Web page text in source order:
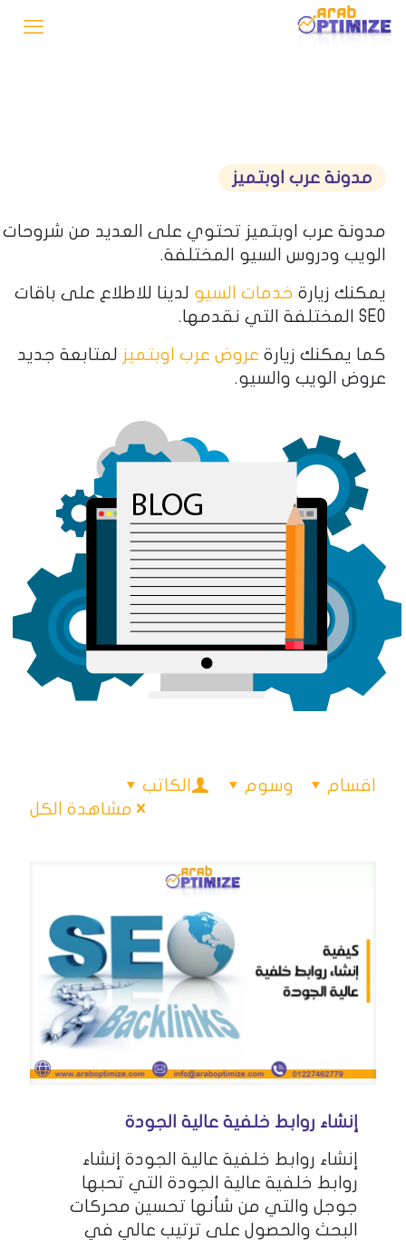
مدونة عرب اوبتميز
مدونة عرب اوبتميز تحتوي على العديد من شروحات
الويب ودروس السيو المختلفة.
يمكنك زيارة خدمات السيو لدينا للاطلاع على باقات
SEO المختلفة التي نقدمها.
كما يمكنك زيارة عروض عرب اوبتميز لمتابعة جديد
عروض الويب والسيو.
اقسام وسوم
الكاتب
مشاهدة الكل
إنشاء روابط خلفية عالية الجودة
إنشاء روابط خلفية عالية الجودة إنشاء
روابط خلفية عالية الجودة التي تحبها
جوجل والتي من شأنها تحسين محركات
البحث والحصول على ترتيب عالي في